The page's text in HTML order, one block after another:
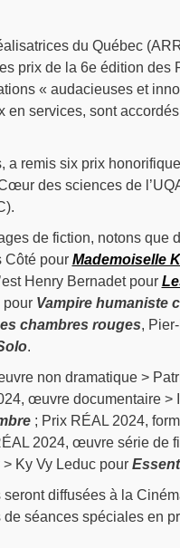
du Québec
prix de la 6e édition des
« audacieuses et
en services, sont
a remis six prix
des sciences de
de fiction, notons que
Côté pour Mademoiselle
Henry Bernadet pour
pour Vampire humaniste
chambres rouges,
.
non dramatique >
œuvre documentaire >
; Prix RÉAL 2024,
2024, œuvre série de
Ky Vy Leduc pour
diffusées à la
de séances spéciales en